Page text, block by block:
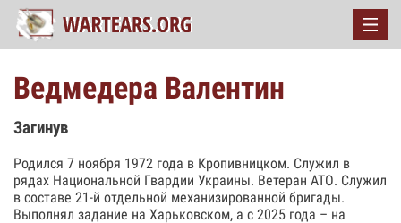
Ведмедера Валентин
Загинув
Родился 7 ноября 1972 года в Кропивницком. Служил в
рядах Национальной Гвардии Украины. Ветеран АТО. Служил
в составе 21-й отдельной механизированной бригады.
Выполнял задание на Харьковском, а с 2025 года – на